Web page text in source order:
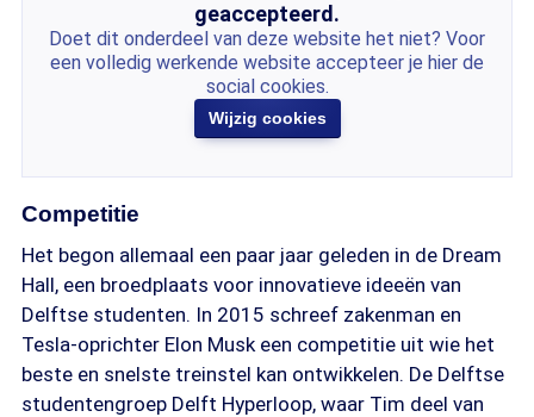
geaccepteerd.
Doet dit onderdeel van deze website het niet? Voor
een volledig werkende website accepteer je hier de
social cookies.
Wijzig cookies
Competitie
Het begon allemaal een paar jaar geleden in de Dream
Hall, een broedplaats voor innovatieve ideeën van
Delftse studenten. In 2015 schreef zakenman en
Tesla-oprichter Elon Musk een competitie uit wie het
beste en snelste treinstel kan ontwikkelen. De Delftse
studentengroep Delft Hyperloop, waar Tim deel van